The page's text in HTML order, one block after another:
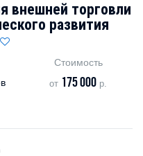
внешней торговли
развития
Стоимость
от 175 000 р.